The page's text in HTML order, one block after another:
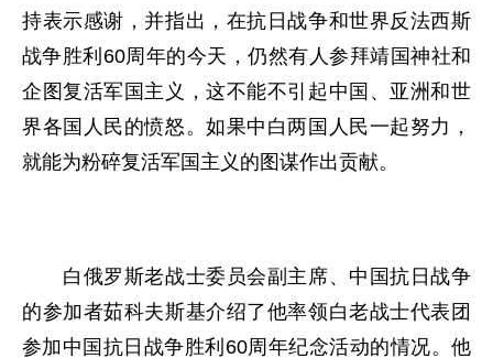
持表示感谢，并指出，在抗日战争和世界反法西斯
战争胜利60周年的今天，仍然有人参拜靖国神社和
企图复活军国主义，这不能不引起中国、亚洲和世
界各国人民的愤怒。如果中白两国人民一起努力，
就能为粉碎复活军国主义的图谋作出贡献。
白俄罗斯老战士委员会副主席、中国抗日战争
的参加者茹科夫斯基介绍了他率领白老战士代表团
参加中国抗日战争胜利60周年纪念活动的情况。他